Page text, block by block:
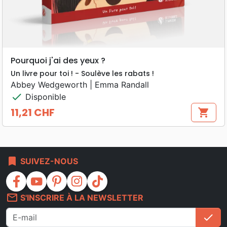
Pourquoi j'ai des yeux ?
Un livre pour toi ! - Soulève les rabats !
Abbey Wedgeworth | Emma Randall
check Disponible
Prix
11,21 CHF shopping_cart
bookmark SUIVEZ-NOUS
facebook youtube pinterest instagram
tiktok
mail_outline S'INSCRIRE À LA NEWSLETTER
check